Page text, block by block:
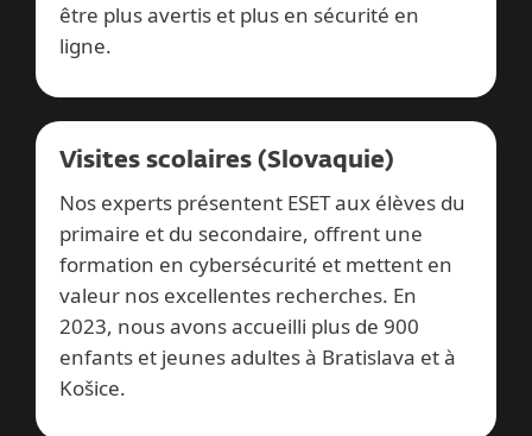
être plus avertis et plus en sécurité en
ligne.
Visites scolaires (Slovaquie)
Nos experts présentent ESET aux élèves du
primaire et du secondaire, offrent une
formation en cybersécurité et mettent en
valeur nos excellentes recherches. En
2023, nous avons accueilli plus de 900
enfants et jeunes adultes à Bratislava et à
Košice.